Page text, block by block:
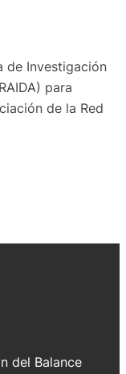
de Investigación
para
de la Red
del Balance